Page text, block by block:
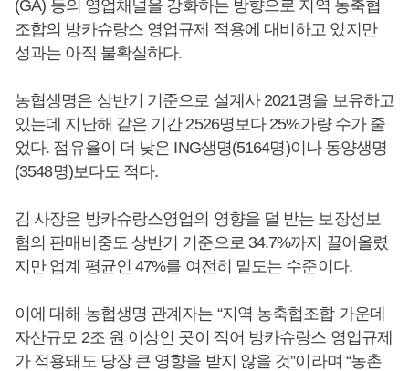
(GA) 등의 영업채널을 강화하는 방향으로 지역 농축협
조합의 방카슈랑스 영업규제 적용에 대비하고 있지만
성과는 아직 불확실하다.
농협생명은 상반기 기준으로 설계사 2021명을 보유하고
있는데 지난해 같은 기간 2526명보다 25%가량 수가 줄
었다. 점유율이 더 낮은 ING생명(5164명)이나 동양생명
(3548명)보다도 적다.
김 사장은 방카슈랑스영업의 영향을 덜 받는 보장성보
험의 판매비중도 상반기 기준으로 34.7%까지 끌어올렸
지만 업계 평균인 47%를 여전히 밑도는 수준이다.
이에 대해 농협생명 관계자는 “지역 농축협조합 가운데
자산규모 2조 원 이상인 곳이 적어 방카슈랑스 영업규제
가 적용돼도 당장 큰 영향을 받지 않을 것”이라며 “농촌